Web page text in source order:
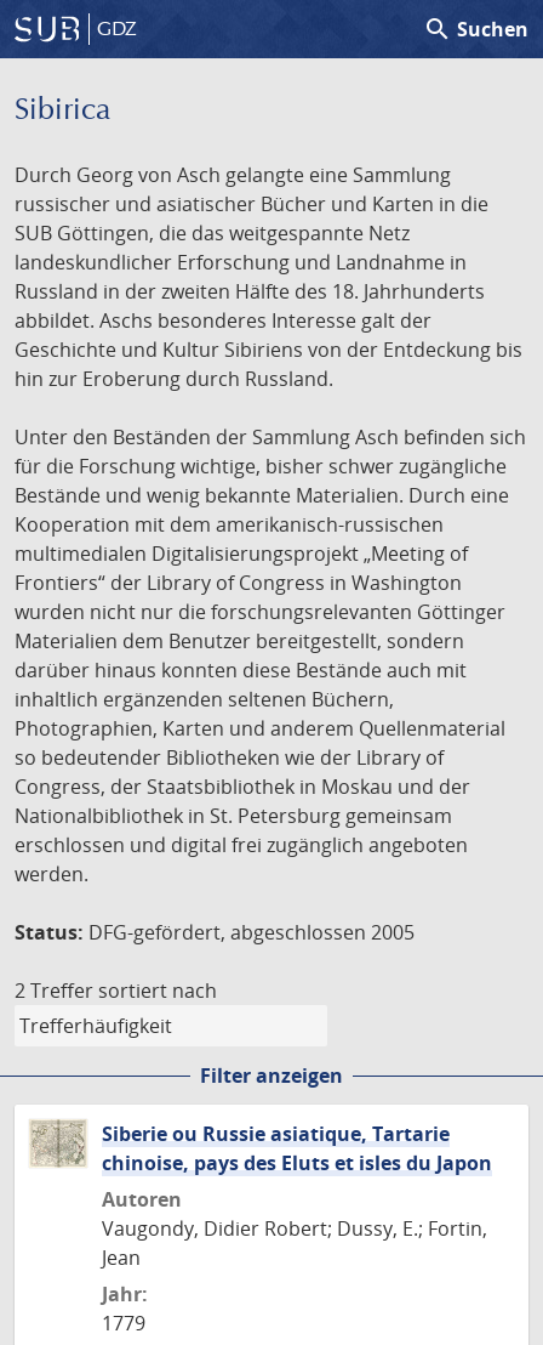
GDZ search Suchen
Sibirica
Durch Georg von Asch gelangte eine Sammlung
russischer und asiatischer Bücher und Karten in die
SUB Göttingen, die das weitgespannte Netz
landeskundlicher Erforschung und Landnahme in
Russland in der zweiten Hälfte des 18. Jahrhunderts
abbildet. Aschs besonderes Interesse galt der
Geschichte und Kultur Sibiriens von der Entdeckung bis
hin zur Eroberung durch Russland.
Unter den Beständen der Sammlung Asch befinden sich
für die Forschung wichtige, bisher schwer zugängliche
Bestände und wenig bekannte Materialien. Durch eine
Kooperation mit dem amerikanisch-russischen
multimedialen Digitalisierungsprojekt „Meeting of
Frontiers“ der Library of Congress in Washington
wurden nicht nur die forschungsrelevanten Göttinger
Materialien dem Benutzer bereitgestellt, sondern
darüber hinaus konnten diese Bestände auch mit
inhaltlich ergänzenden seltenen Büchern,
Photographien, Karten und anderem Quellenmaterial
so bedeutender Bibliotheken wie der Library of
Congress, der Staatsbibliothek in Moskau und der
Nationalbibliothek in St. Petersburg gemeinsam
erschlossen und digital frei zugänglich angeboten
werden.
Status: DFG-gefördert, abgeschlossen 2005
2 Treffer sortiert nach
Filter anzeigen
Siberie ou Russie asiatique, Tartarie
chinoise, pays des Eluts et isles du Japon
Autoren
Vaugondy, Didier Robert; Dussy, E.; Fortin,
Jean
Jahr:
1779